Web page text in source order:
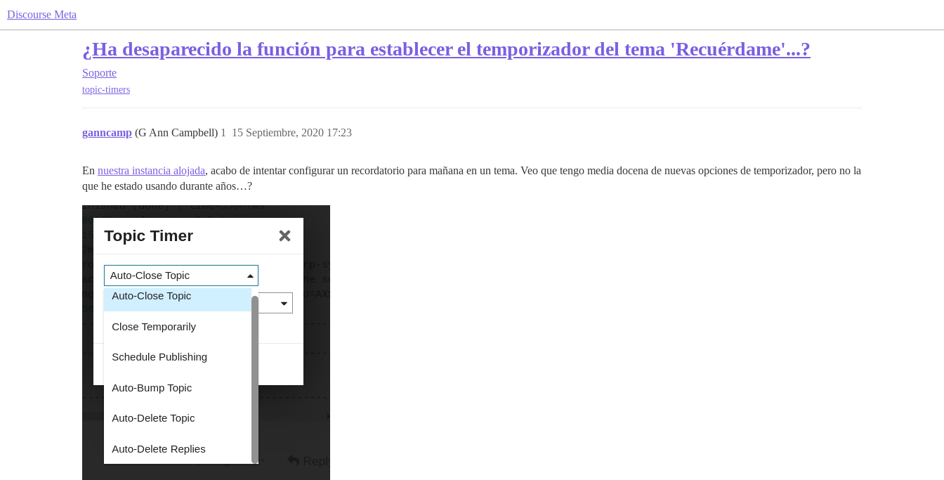
Discourse Meta
¿Ha desaparecido la función para establecer el temporizador del tema 'Recuérdame'...?
Soporte
topic-timers
ganncamp (G Ann Campbell) 15 Septiembre, 2020 17:23
1
En nuestra instancia alojada, acabo de intentar configurar un recordatorio para mañana en un tema. Veo que tengo media docena de nuevas opciones de temporizador, pero no la
que he estado usando durante años…?